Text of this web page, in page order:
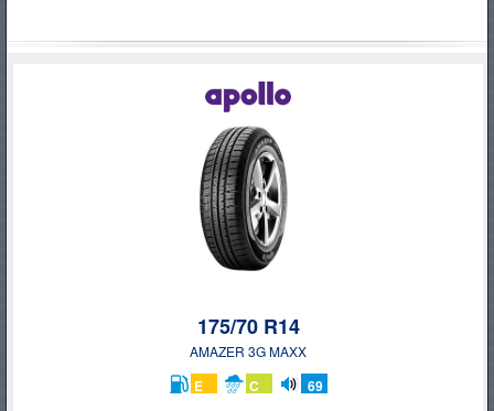
175/70 R14
AMAZER 3G MAXX
E C
69